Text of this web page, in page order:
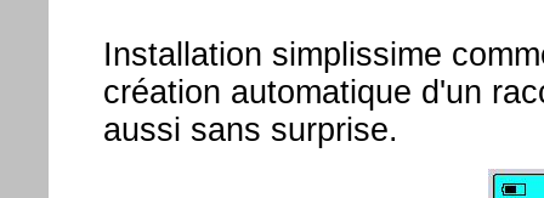
Installation simplissime
création automatique d'un
aussi sans surprise.